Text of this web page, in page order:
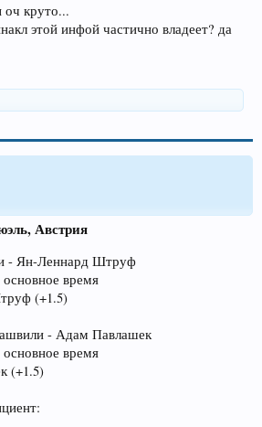
оч круто...
этой инфой частично владеет? да
Австрия
- Ян-Леннард Штруф
время
(+1.5)
- Адам Павлашек
время
(+1.5)